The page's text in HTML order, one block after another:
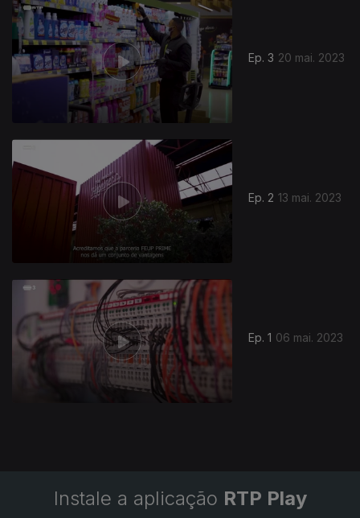
Ep. 3 20 mai. 2023
Ep. 2 13 mai. 2023
Ep. 1 06 mai. 2023
Instale a aplicação RTP Play